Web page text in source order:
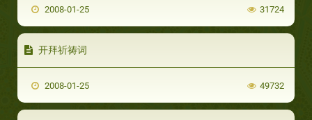
2008-01-25 31724
开拜祈祷词
2008-01-25 49732